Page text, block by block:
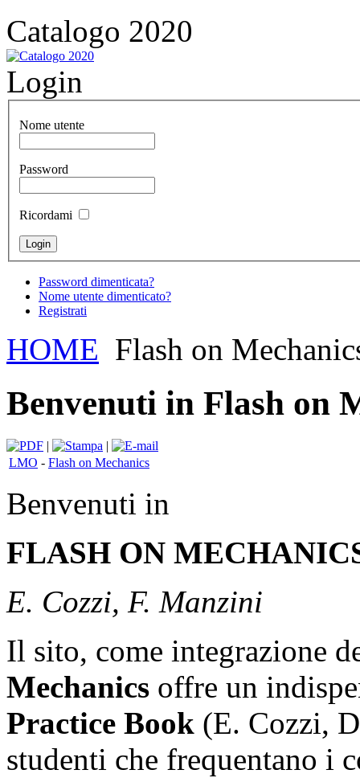
Catalogo 2020
Login
Nome utente
Password
Ricordami
Password dimenticata?
Nome utente dimenticato?
Registrati
HOME Flash on
Benvenuti in Flash on
|
|
LMO - Flash on Mechanics
Benvenuti in
FLASH ON
E. Cozzi, F. Manzini
Il sito, come integrazione
Mechanics offre un
Practice Book (E. Cozzi,
studenti che frequentano i